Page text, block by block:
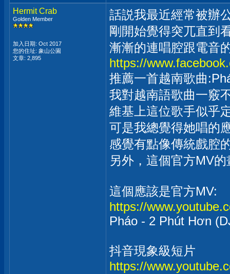
Hermit Crab
Golden Member
加入日期: Oct 2017
您的住址: 象山公園
文章: 2,895
話説我最近經常被辦
剛開始覺得突兀直到
漸漸的連唱腔跟電音
https://
推薦一首越南歌曲
我對越南語歌曲一竅
維基上這位歌手似乎
可是我總覺得她唱的
感覺有點像傳統戲腔
另外，這個官方MV
這個應該是官方MV:
https://
Pháo - 2 Phút Hơn
抖音現象級短片
https://